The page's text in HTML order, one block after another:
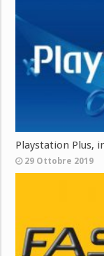
Playstation Plus,
29 Ottobre 2019